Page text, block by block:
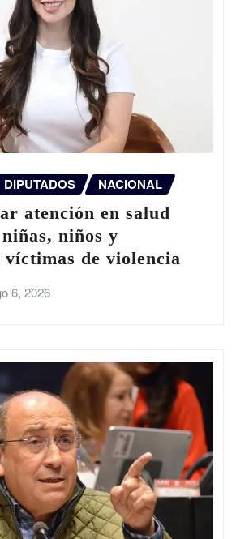
DIPUTADOS NACIONAL
atención en salud
niños y
víctimas de violencia
6, 2026